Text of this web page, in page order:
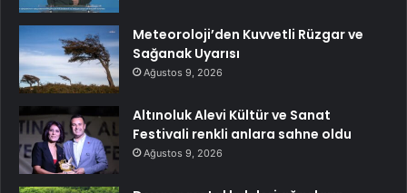
Meteoroloji’den Kuvvetli Rüzgar ve
Sağanak Uyarısı
Ağustos 9, 2026
Altınoluk Alevi Kültür ve Sanat
Festivali renkli anlara sahne oldu
Ağustos 9, 2026